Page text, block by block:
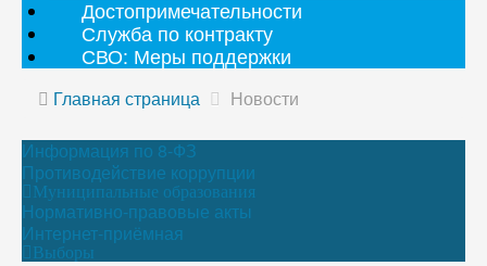
Достопримечательности
Служба по контракту
СВО: Меры поддержки
Главная страница Новости
Информация по 8-ФЗ
Противодействие коррупции
Муниципальные образования
Нормативно-правовые акты
Интернет-приёмная
Выборы